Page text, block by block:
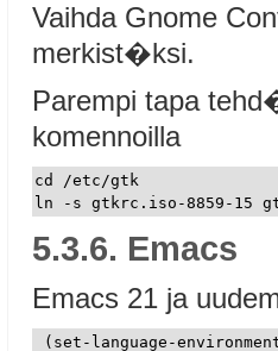
Vaihda Gnome
merkist�ksi.
Parempi tapa
komennoilla
cd /etc/gtk
5.3.6. Emacs
Emacs 21 ja